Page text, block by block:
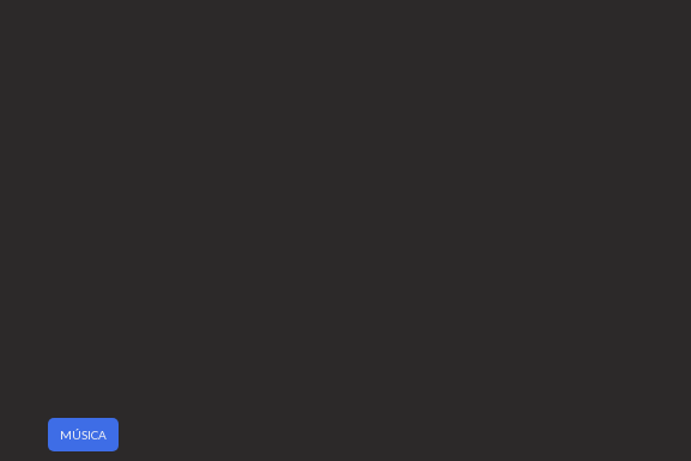
MÚSICA